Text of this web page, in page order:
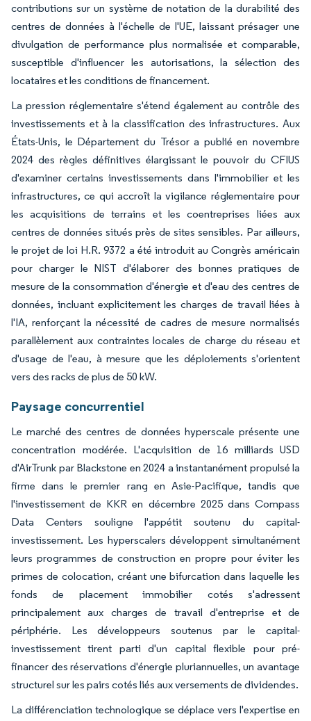
contributions sur un système de notation de la durabilité des
centres de données à l'échelle de l'UE, laissant présager une
divulgation de performance plus normalisée et comparable,
susceptible d'influencer les autorisations, la sélection des
locataires et les conditions de financement.
La pression réglementaire s'étend également au contrôle des
investissements et à la classification des infrastructures. Aux
États-Unis, le Département du Trésor a publié en novembre
2024 des règles définitives élargissant le pouvoir du CFIUS
d'examiner certains investissements dans l'immobilier et les
infrastructures, ce qui accroît la vigilance réglementaire pour
les acquisitions de terrains et les coentreprises liées aux
centres de données situés près de sites sensibles. Par ailleurs,
le projet de loi H.R. 9372 a été introduit au Congrès américain
pour charger le NIST d'élaborer des bonnes pratiques de
mesure de la consommation d'énergie et d'eau des centres de
données, incluant explicitement les charges de travail liées à
l'IA, renforçant la nécessité de cadres de mesure normalisés
parallèlement aux contraintes locales de charge du réseau et
d'usage de l'eau, à mesure que les déploiements s'orientent
vers des racks de plus de 50 kW.
Paysage concurrentiel
Le marché des centres de données hyperscale présente une
concentration modérée. L'acquisition de 16 milliards USD
d'AirTrunk par Blackstone en 2024 a instantanément propulsé la
firme dans le premier rang en Asie-Pacifique, tandis que
l'investissement de KKR en décembre 2025 dans Compass
Data Centers souligne l'appétit soutenu du capital-
investissement. Les hyperscalers développent simultanément
leurs programmes de construction en propre pour éviter les
primes de colocation, créant une bifurcation dans laquelle les
fonds de placement immobilier cotés s'adressent
principalement aux charges de travail d'entreprise et de
périphérie. Les développeurs soutenus par le capital-
investissement tirent parti d'un capital flexible pour pré-
financer des réservations d'énergie pluriannuelles, un avantage
structurel sur les pairs cotés liés aux versements de dividendes.
La différenciation technologique se déplace vers l'expertise en